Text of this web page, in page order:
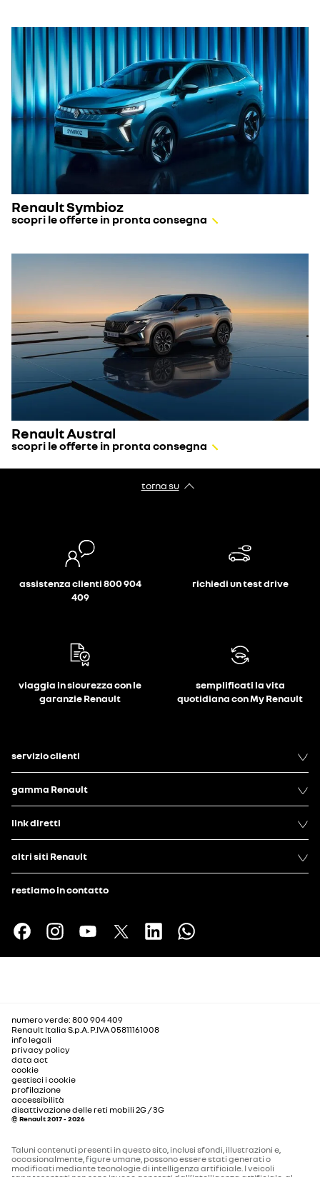
Renault Symbioz
scopri le offerte in pronta consegna
Renault Austral
scopri le offerte in pronta consegna
torna su
assistenza clienti 800 904
409
richiedi un test drive
viaggia in sicurezza con le
garanzie Renault
semplificati la vita
quotidiana con My Renault
servizio clienti
gamma Renault
link diretti
altri siti Renault
restiamo in contatto
numero verde: 800 904 409
Renault Italia S.p.A. P.IVA 05811161008
info legali
privacy policy
data act
cookie
gestisci i cookie
profilazione
accessibilità
disattivazione delle reti mobili 2G / 3G
© Renault 2017 - 2026
Taluni contenuti presenti in questo sito, inclusi sfondi, illustrazioni e,
occasionalmente, figure umane, possono essere stati generati o
modificati mediante tecnologie di intelligenza artificiale. I veicoli